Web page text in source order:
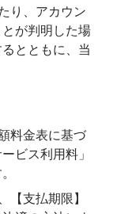
り、アカウン
が判明した場
とともに、当
料金表に基づ
ビス利用料」
【支払期限】